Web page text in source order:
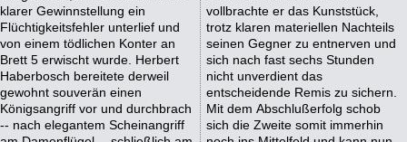
klarer Gewinnstellung ein
Flüchtigkeitsfehler unterlief und
von einem tödlichen Konter an
Brett 5 erwischt wurde. Herbert
Haberbosch bereitete derweil
gewohnt souverän einen
Königsangriff vor und durchbrach
-- nach elegantem Scheinangriff
vollbrachte er das Kunststück,
trotz klaren materiellen Nachteils
seinen Gegner zu entnerven und
sich nach fast sechs Stunden
nicht unverdient das
entscheidende Remis zu sichern.
Mit dem Abschlußerfolg schob
sich die Zweite somit immerhin